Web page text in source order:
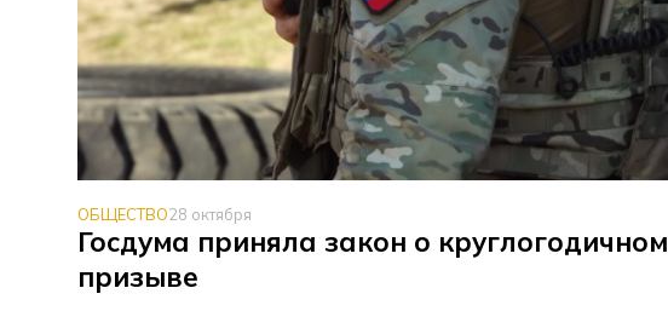
ОБЩЕСТВО28 октября
Госдума приняла закон о круглогодичном
призыве